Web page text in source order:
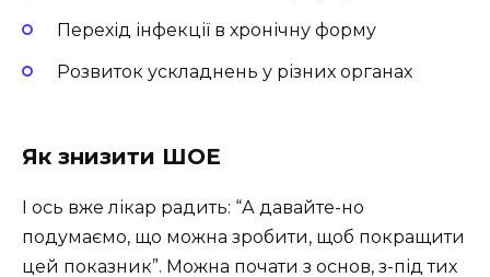
Перехід інфекції в хронічну форму
Розвиток ускладнень у різних органах
Як знизити ШОЕ
І ось вже лікар радить: “А давайте-но
подумаємо, що можна зробити, щоб покращити
цей показник”. Можна почати з основ, з-під тих